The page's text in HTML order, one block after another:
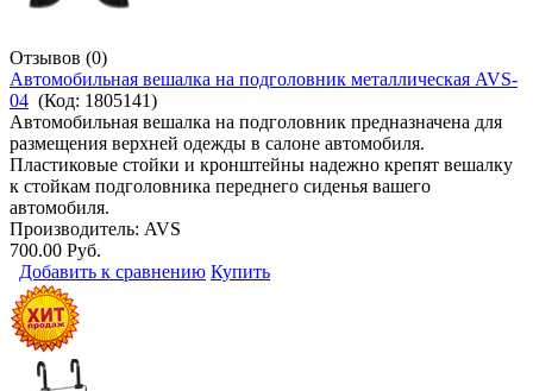
Отзывов (0)
Автомобильная вешалка на подголовник металлическая AVS-
04 (Код: 1805141)
Автомобильная вешалка на подголовник предназначена для
размещения верхней одежды в салоне автомобиля.
Пластиковые стойки и кронштейны надежно крепят вешалку
к стойкам подголовника переднего сиденья вашего
автомобиля.
Производитель: AVS
700.00 Руб.
Добавить к сравнению Купить